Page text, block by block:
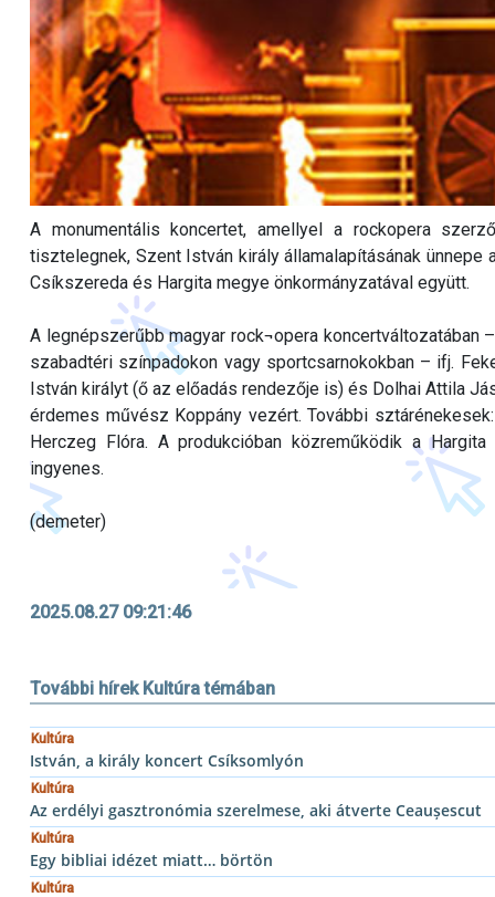
A monumentális koncertet, amellyel a rockopera
tisztelegnek, Szent István király államalapításának
Csíkszereda és Hargita megye önkormányzatával együtt.
A legnépszerűbb magyar rock¬opera
szabadtéri színpadokon vagy sportcsarnokokban – ifj.
István királyt (ő az előadás rendezője is) és Dolhai Attila
érdemes művész Koppány vezért. További
Herczeg Flóra. A produkcióban közreműködik a
ingyenes.
(demeter)
2025.08.27 09:21:46
További hírek Kultúra témában
Kultúra
István, a király koncert Csíksomlyón
Kultúra
Az erdélyi gasztronómia szerelmese, aki átverte Ceaușescut
Kultúra
Egy bibliai idézet miatt… börtön
Kultúra